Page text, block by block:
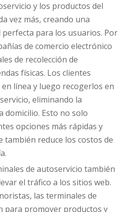
y los productos del
vez más, creando una
para los usuarios. Por
de comercio electrónico
de recolección de
físicas. Los clientes
línea y luego recogerlos en
eliminando la
domicilio. Esto no solo
opciones más rápidas y
también reduce los costos de
de autoservicio también
el tráfico a los sitios web.
las terminales de
para promover productos y